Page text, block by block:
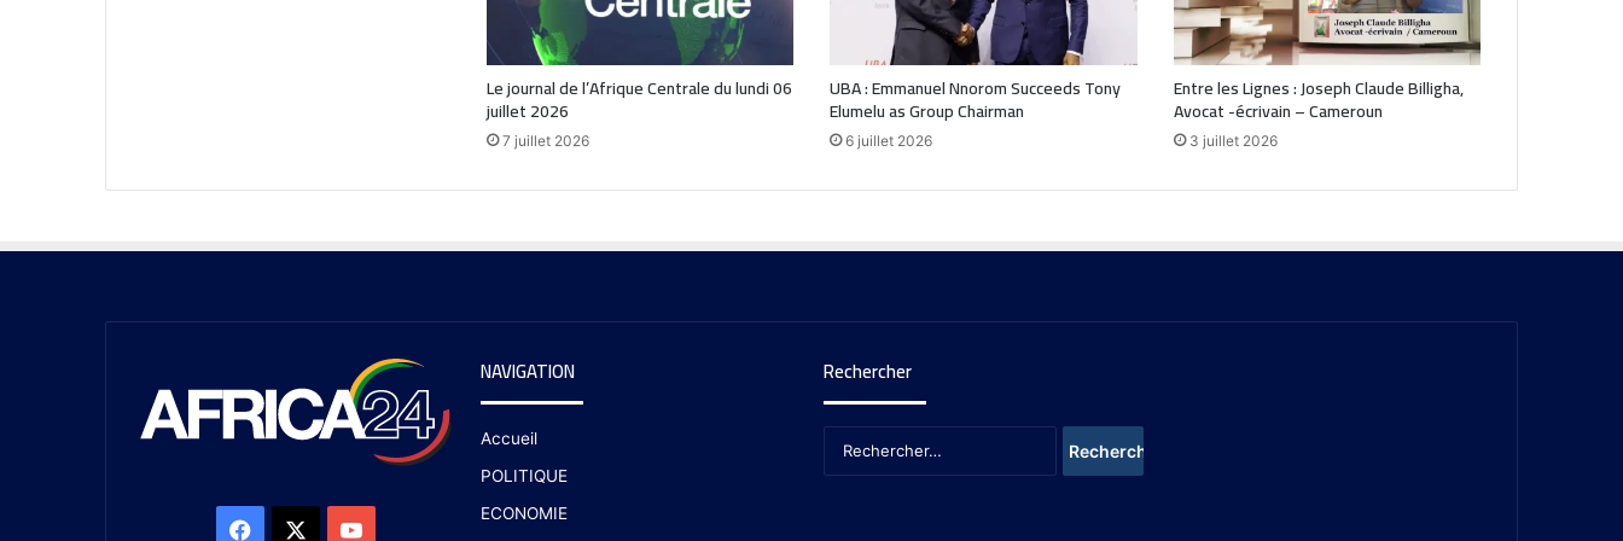
Le journal de l’Afrique Centrale du lundi 06
juillet 2026
7 juillet 2026
UBA : Emmanuel Nnorom Succeeds Tony
Elumelu as Group Chairman
6 juillet 2026
Entre les Lignes : Joseph Claude Billigha,
Avocat -écrivain – Cameroun
3 juillet 2026
NAVIGATION
Accueil
POLITIQUE
ECONOMIE
Rechercher